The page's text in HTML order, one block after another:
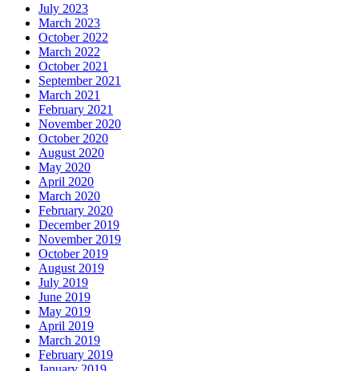
July 2023
March 2023
October 2022
March 2022
October 2021
September 2021
March 2021
February 2021
November 2020
October 2020
August 2020
May 2020
April 2020
March 2020
February 2020
December 2019
November 2019
October 2019
August 2019
July 2019
June 2019
May 2019
April 2019
March 2019
February 2019